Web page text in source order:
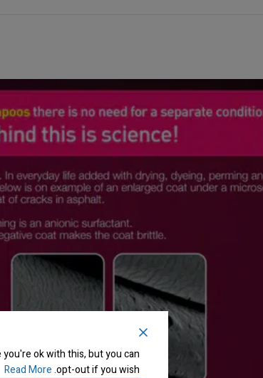
ok with this, but you can
opt-out if you wish.
Read More